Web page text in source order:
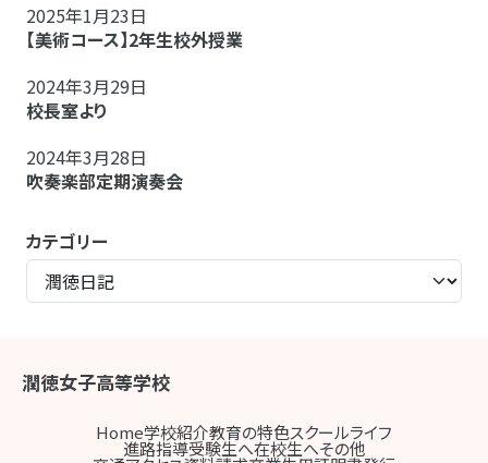
2025年1月23日
【美術コース】2年生校外授業
2024年3月29日
校長室より
2024年3月28日
吹奏楽部定期演奏会
カテゴリー
潤徳女子高等学校
Home学校紹介教育の特色スクールライフ
進路指導受験生へ在校生へその他